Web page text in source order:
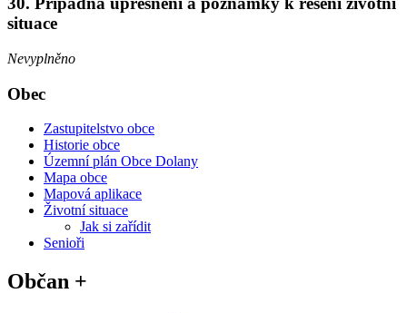
situace
Nevyplněno
Obec
Zastupitelstvo obce
Historie obce
Územní plán Obce Dolany
Mapa obce
Mapová aplikace
Životní situace
Jak si zařídit
Senioři
Občan +